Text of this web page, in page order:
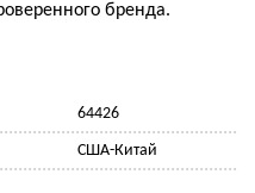
бренда.
64426
США-Китай